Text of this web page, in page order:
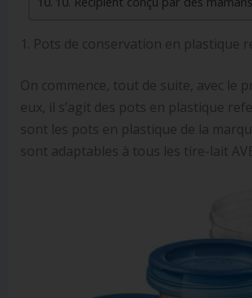
1. Pots de conservation en plastique
On commence, tout de suite, avec le
eux, il s’agit des pots en plastique
sont les pots en plastique de la
sont adaptables à tous les tire-lait